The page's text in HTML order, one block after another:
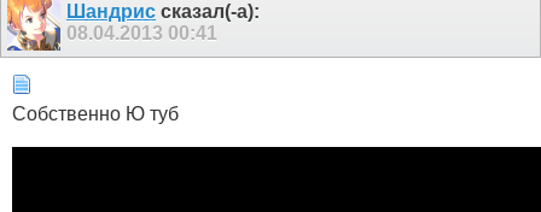
Шандрис сказал(-а):
08.04.2013 00:41
Собственно Ю туб